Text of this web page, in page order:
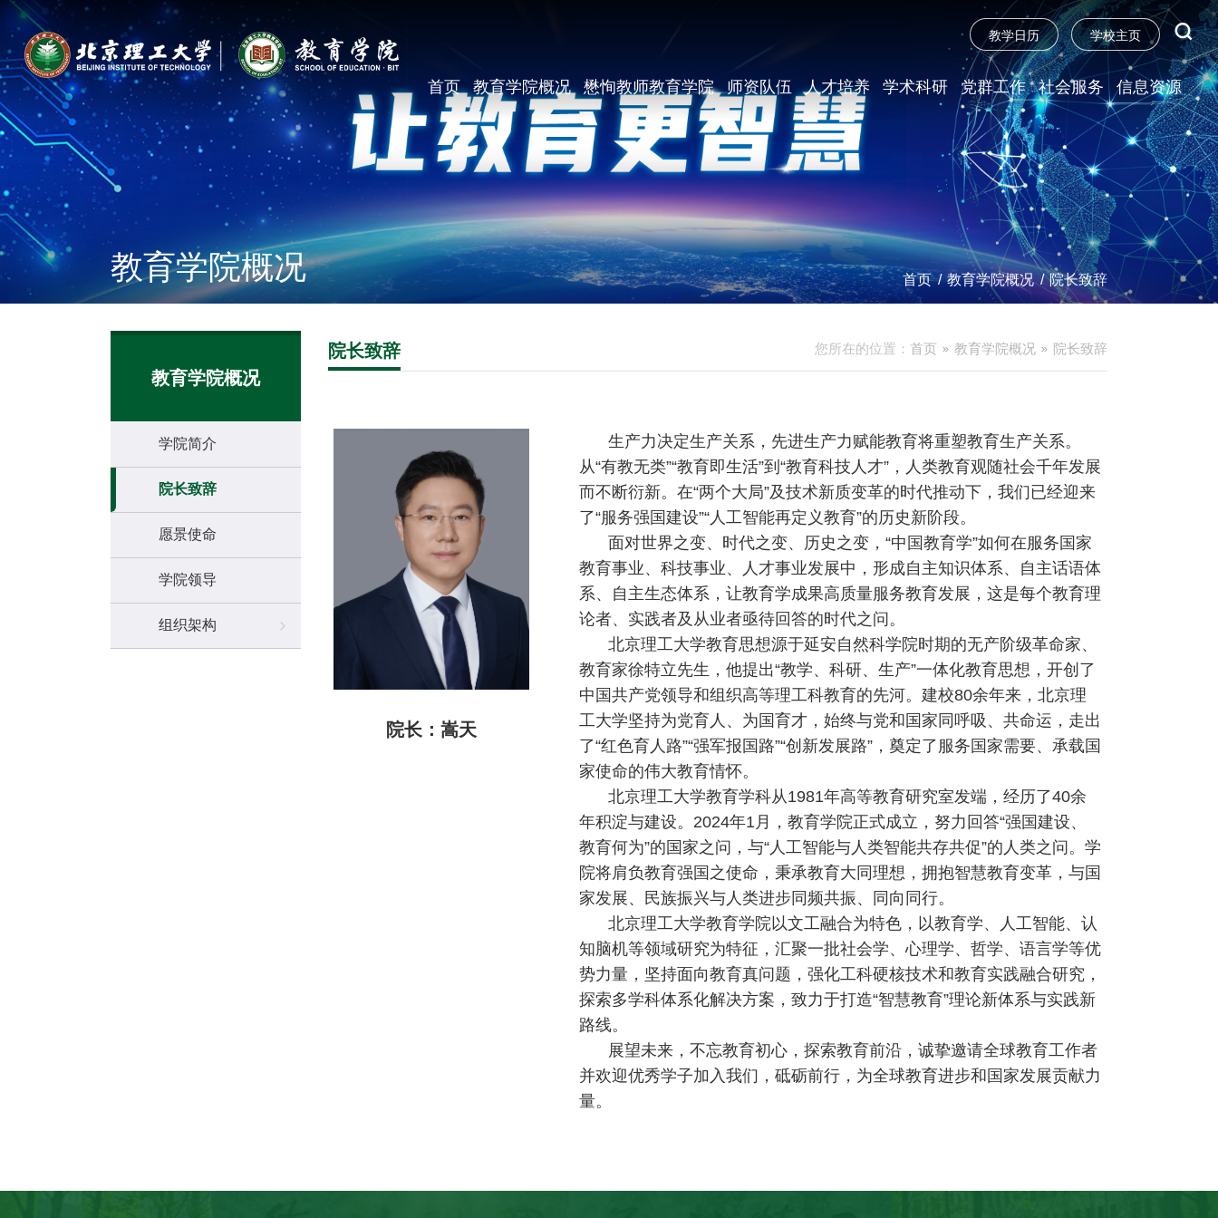
教学日历 学校主页
首页 教育学院概况 懋恂教师教育学院 师资队伍 人才培养 学术科研 党群工作 社会服务 信息资源
教育学院概况 首页 / 教育学院概况 / 院长致辞
教育学院概况
学院简介
院长致辞
愿景使命
学院领导
组织架构
您所在的位置： 首页 教育学院概况 院长致辞
院长致辞
院长：嵩天
生产力决定生产关系，先进生产力赋能教育将重塑教育生产关系。
从“有教无类”“教育即生活”到“教育科技人才”，人类教育观随社会千年发展
而不断衍新。在“两个大局”及技术新质变革的时代推动下，我们已经迎来
了“服务强国建设”“人工智能再定义教育”的历史新阶段。
面对世界之变、时代之变、历史之变，“中国教育学”如何在服务国家
教育事业、科技事业、人才事业发展中，形成自主知识体系、自主话语体
系、自主生态体系，让教育学成果高质量服务教育发展，这是每个教育理
论者、实践者及从业者亟待回答的时代之问。
北京理工大学教育思想源于延安自然科学院时期的无产阶级革命家、
教育家徐特立先生，他提出“教学、科研、生产”一体化教育思想，开创了
中国共产党领导和组织高等理工科教育的先河。建校80余年来，北京理
工大学坚持为党育人、为国育才，始终与党和国家同呼吸、共命运，走出
了“红色育人路”“强军报国路”“创新发展路”，奠定了服务国家需要、承载国
家使命的伟大教育情怀。
北京理工大学教育学科从1981年高等教育研究室发端，经历了40余
年积淀与建设。2024年1月，教育学院正式成立，努力回答“强国建设、
教育何为”的国家之问，与“人工智能与人类智能共存共促”的人类之问。学
院将肩负教育强国之使命，秉承教育大同理想，拥抱智慧教育变革，与国
家发展、民族振兴与人类进步同频共振、同向同行。
北京理工大学教育学院以文工融合为特色，以教育学、人工智能、认
知脑机等领域研究为特征，汇聚一批社会学、心理学、哲学、语言学等优
势力量，坚持面向教育真问题，强化工科硬核技术和教育实践融合研究，
探索多学科体系化解决方案，致力于打造“智慧教育”理论新体系与实践新
路线。
展望未来，不忘教育初心，探索教育前沿，诚挚邀请全球教育工作者
并欢迎优秀学子加入我们，砥砺前行，为全球教育进步和国家发展贡献力
量。